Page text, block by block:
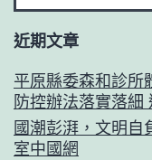
近期文章
平原縣委森和診所
防控辦法落實落細
國潮彭湃，文明自
室中國網